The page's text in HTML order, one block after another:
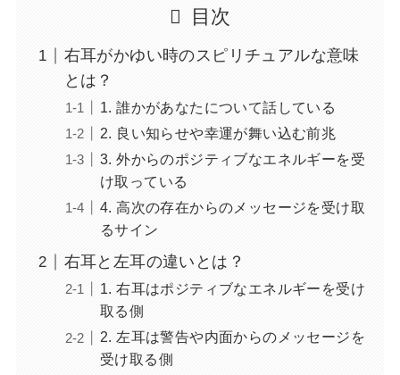
目次
右耳がかゆい時のスピリチュアルな意味
とは？
1. 誰かがあなたについて話している
2. 良い知らせや幸運が舞い込む前兆
3. 外からのポジティブなエネルギーを受
け取っている
4. 高次の存在からのメッセージを受け取
るサイン
右耳と左耳の違いとは？
1. 右耳はポジティブなエネルギーを受け
取る側
2. 左耳は警告や内面からのメッセージを
受け取る側